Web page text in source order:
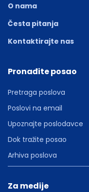
O nama
Česta pitanja
Kontaktirajte nas
Pronađite posao
Pretraga poslova
Poslovi na email
Upoznajte poslodavce
Dok tražite posao
Arhiva poslova
Za medije